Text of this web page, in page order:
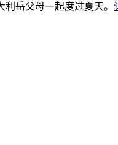
利岳父母一起度过夏天。